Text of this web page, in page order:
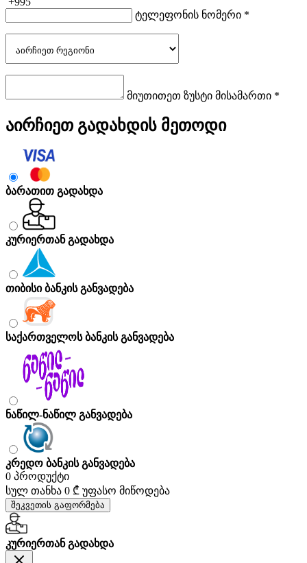
ტელეფონის ნომერი *
მიუთითეთ ზუსტი მისამართი *
აირჩიეთ გადახდის მეთოდი
ბარათით გადახდა
კურიერთან გადახდა
თიბისი ბანკის განვადება
საქართველოს ბანკის განვადება
ნაწილ-ნაწილ განვადება
კრედო ბანკის განვადება
0 პროდუქტი
სულ თანხა 0 ₾ უფასო მიწოდება
შეკვეთის გაფორმება
კურიერთან გადახდა